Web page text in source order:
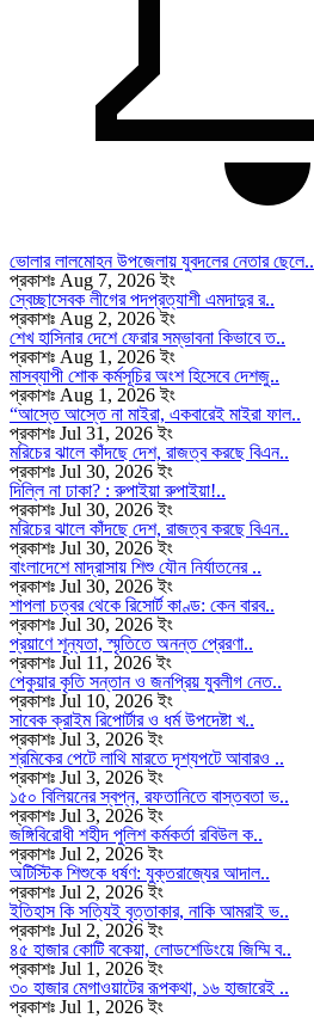
ভোলার লালমোহন উপজেলায় যুবদলের নেতার ছেলে..
প্রকাশঃ Aug 7, 2026 ইং
স্বেচ্ছাসেবক লীগের পদপ্রত্যাশী এমদাদুর র..
প্রকাশঃ Aug 2, 2026 ইং
শেখ হাসিনার দেশে ফেরার সম্ভাবনা কিভাবে ত..
প্রকাশঃ Aug 1, 2026 ইং
মাসব্যাপী শোক কর্মসূচির অংশ হিসেবে দেশজু..
প্রকাশঃ Aug 1, 2026 ইং
“আস্তে আস্তে না মাইরা, একবারেই মাইরা ফাল..
প্রকাশঃ Jul 31, 2026 ইং
মরিচের ঝালে কাঁদছে দেশ, রাজত্ব করছে বিএন..
প্রকাশঃ Jul 30, 2026 ইং
দিল্লি না ঢাকা? : রুপাইয়া রুপাইয়া!..
প্রকাশঃ Jul 30, 2026 ইং
মরিচের ঝালে কাঁদছে দেশ, রাজত্ব করছে বিএন..
প্রকাশঃ Jul 30, 2026 ইং
বাংলাদেশে মাদ্রাসায় শিশু যৌন নির্যাতনের ..
প্রকাশঃ Jul 30, 2026 ইং
শাপলা চত্বর থেকে রিসোর্ট কাণ্ড: কেন বারব..
প্রকাশঃ Jul 30, 2026 ইং
প্রয়াণে শূন্যতা, স্মৃতিতে অনন্ত প্রেরণা..
প্রকাশঃ Jul 11, 2026 ইং
পেকুয়ার কৃতি সন্তান ও জনপ্রিয় যুবলীগ নেত..
প্রকাশঃ Jul 10, 2026 ইং
সাবেক ক্রাইম রিপোর্টার ও ধর্ম উপদেষ্টা খ..
প্রকাশঃ Jul 3, 2026 ইং
শ্রমিকের পেটে লাথি মারতে দৃশ্যপটে আবারও ..
প্রকাশঃ Jul 3, 2026 ইং
১৫০ বিলিয়নের স্বপ্ন, রফতানিতে বাস্তবতা ভ..
প্রকাশঃ Jul 3, 2026 ইং
জঙ্গিবিরোধী শহীদ পুলিশ কর্মকর্তা রবিউল ক..
প্রকাশঃ Jul 2, 2026 ইং
অটিস্টিক শিশুকে ধর্ষণ: যুক্তরাজ্যের আদাল..
প্রকাশঃ Jul 2, 2026 ইং
ইতিহাস কি সত্যিই বৃত্তাকার, নাকি আমরাই ভ..
প্রকাশঃ Jul 2, 2026 ইং
৪৫ হাজার কোটি বকেয়া, লোডশেডিংয়ে জিম্মি ব..
প্রকাশঃ Jul 1, 2026 ইং
৩০ হাজার মেগাওয়াটের রূপকথা, ১৬ হাজারেই ..
প্রকাশঃ Jul 1, 2026 ইং